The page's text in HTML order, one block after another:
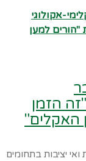
הזמן
האקלים"
יציבות בתחומים